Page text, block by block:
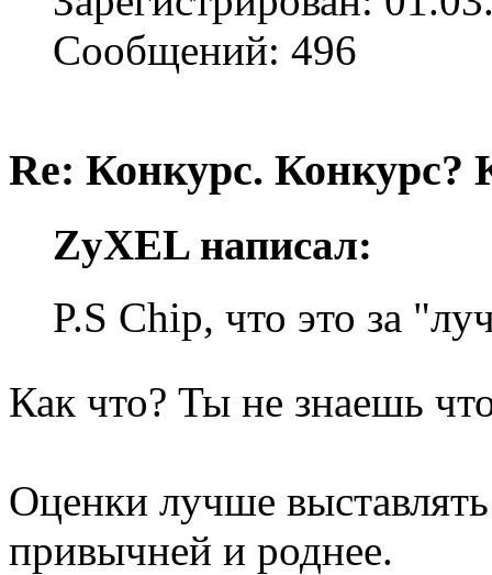
Сообщений: 496
Re: Конкурс. Конкурс?
ZyXEL написал:
P.S Chip, что это за
Как что? Ты не знаешь
Оценки лучше
привычней и роднее.